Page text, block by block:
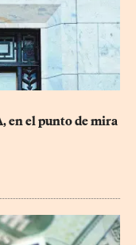
en el punto de mira